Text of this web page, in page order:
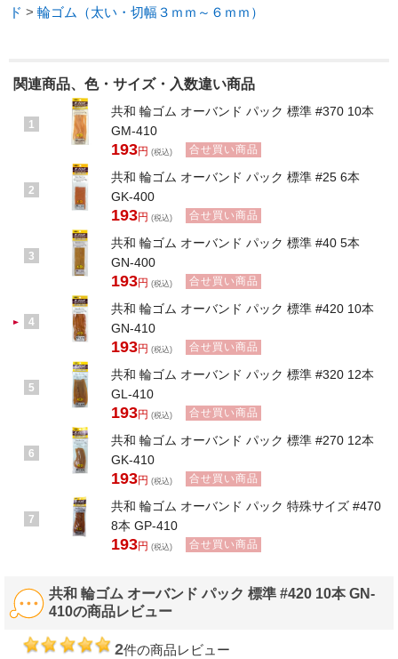
ド > 輪ゴム（太い・切幅３ｍｍ～６ｍｍ）
関連商品、色・サイズ・入数違い商品
1
共和 輪ゴム オーバンド パック 標準 #370 10本
GM-410
193円 (税込) 合せ買い商品
2
共和 輪ゴム オーバンド パック 標準 #25 6本
GK-400
193円 (税込) 合せ買い商品
3
共和 輪ゴム オーバンド パック 標準 #40 5本
GN-400
193円 (税込) 合せ買い商品
4
共和 輪ゴム オーバンド パック 標準 #420 10本
GN-410
193円 (税込) 合せ買い商品
5
共和 輪ゴム オーバンド パック 標準 #320 12本
GL-410
193円 (税込) 合せ買い商品
6
共和 輪ゴム オーバンド パック 標準 #270 12本
GK-410
193円 (税込) 合せ買い商品
7
共和 輪ゴム オーバンド パック 特殊サイズ #470
8本 GP-410
193円 (税込) 合せ買い商品
共和 輪ゴム オーバンド パック 標準 #420 10本 GN-
410の商品レビュー
2件の商品レビュー